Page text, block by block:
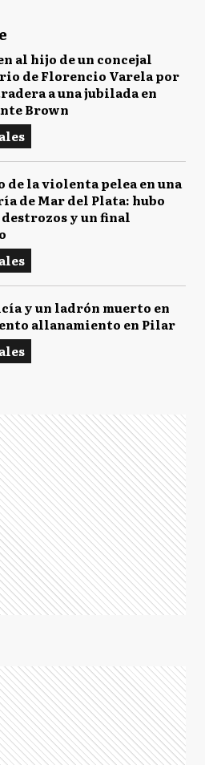
al hijo de un concejal
de Florencio Varela por
a una jubilada en
Brown
de la violenta pelea en una
de Mar del Plata: hubo
y un final
y un ladrón muerto en
allanamiento en Pilar